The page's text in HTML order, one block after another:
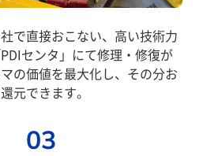
で直接おこない、高い技術力
センタ」にて修理・修復が
の価値を最大化し、その分お
元できます。
03